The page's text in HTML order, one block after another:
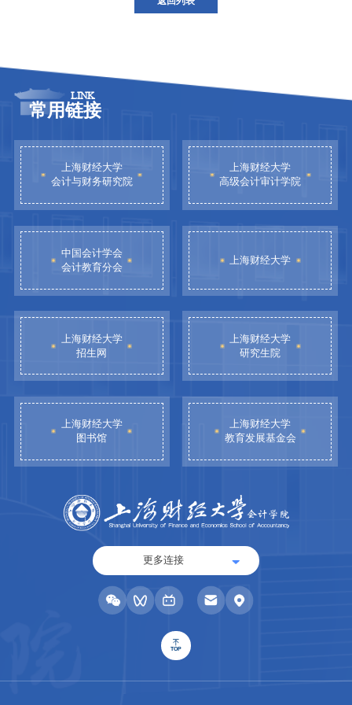
LINK
常用链接
上海财经大学
会计与财务研究院
上海财经大学
高级会计审计学院
中国会计学会
会计教育分会
上海财经大学
上海财经大学
招生网
上海财经大学
研究生院
上海财经大学
图书馆
上海财经大学
教育发展基金会
更多连接
TOP